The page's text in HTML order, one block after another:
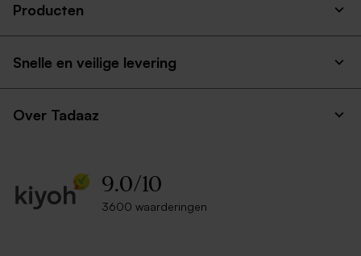
Producten
Snelle en veilige levering
Over Tadaaz
9.0/10
3600 waarderingen